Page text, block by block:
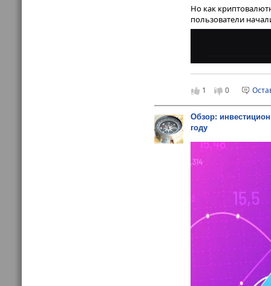
Но как
пользователи
На момент
Proof-of-Reserve
1 0
Обзор:
году